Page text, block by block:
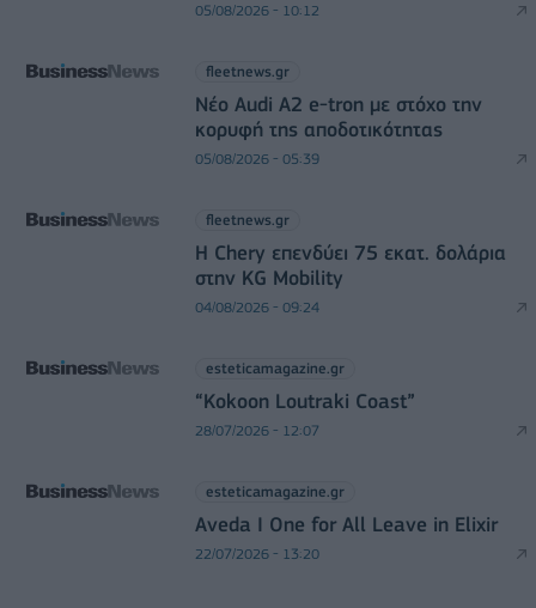
05/08/2026 - 10:12
fleetnews.gr
Νέο Audi A2 e-tron με στόχο την
κορυφή της αποδοτικότητας
05/08/2026 - 05:39
fleetnews.gr
Η Chery επενδύει 75 εκατ. δολάρια
στην KG Mobility
04/08/2026 - 09:24
esteticamagazine.gr
“Kokoon Loutraki Coast”
28/07/2026 - 12:07
esteticamagazine.gr
Aveda I One for All Leave in Elixir
22/07/2026 - 13:20